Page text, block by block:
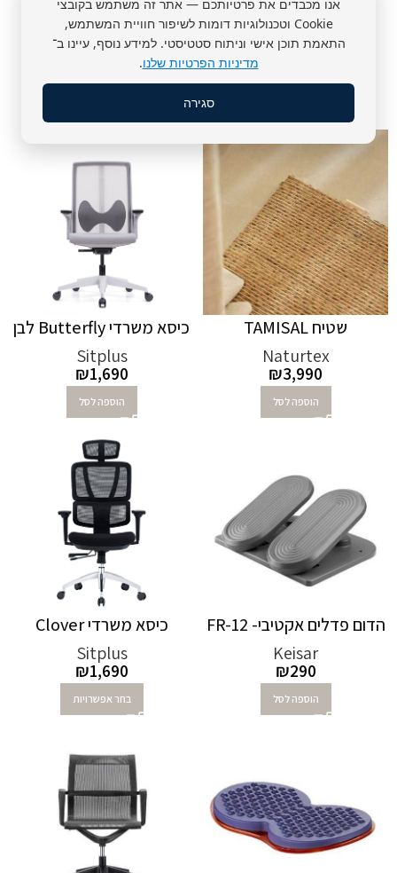
אנו מכבדים את פרטיותכם — אתר זה משתמש בקובצי
Cookie וטכנולוגיות דומות לשיפור חוויית המשתמש,
התאמת תוכן אישי וניתוח סטטיסטי. למידע נוסף, עיינו ב־
מדיניות הפרטיות שלנו.
סגירה
טאבלט
מוצרים
שטיח TAMISAL
Naturtex
₪3,990
הוספה לסל
כיסא משרדי Butterfly לבן
Sitplus
₪1,690
הוספה לסל
הדום פדלים אקטיבי- FR-12
Keisar
₪290
הוספה לסל
כיסא משרדי Clover
Sitplus
₪1,690
בחר אפשרויות